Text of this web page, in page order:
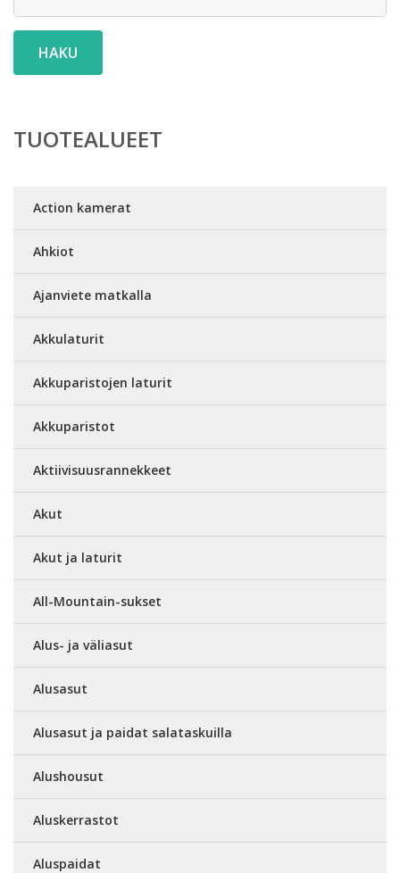
HAKU
TUOTEALUEET
Action kamerat
Ahkiot
Ajanviete matkalla
Akkulaturit
Akkuparistojen laturit
Akkuparistot
Aktiivisuusrannekkeet
Akut
Akut ja laturit
All-Mountain-sukset
Alus- ja väliasut
Alusasut
Alusasut ja paidat salataskuilla
Alushousut
Aluskerrastot
Aluspaidat